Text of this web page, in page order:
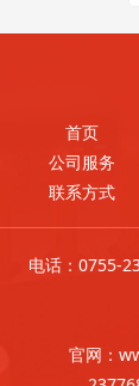
首页
公司服务
联系方式
电话：
官网：